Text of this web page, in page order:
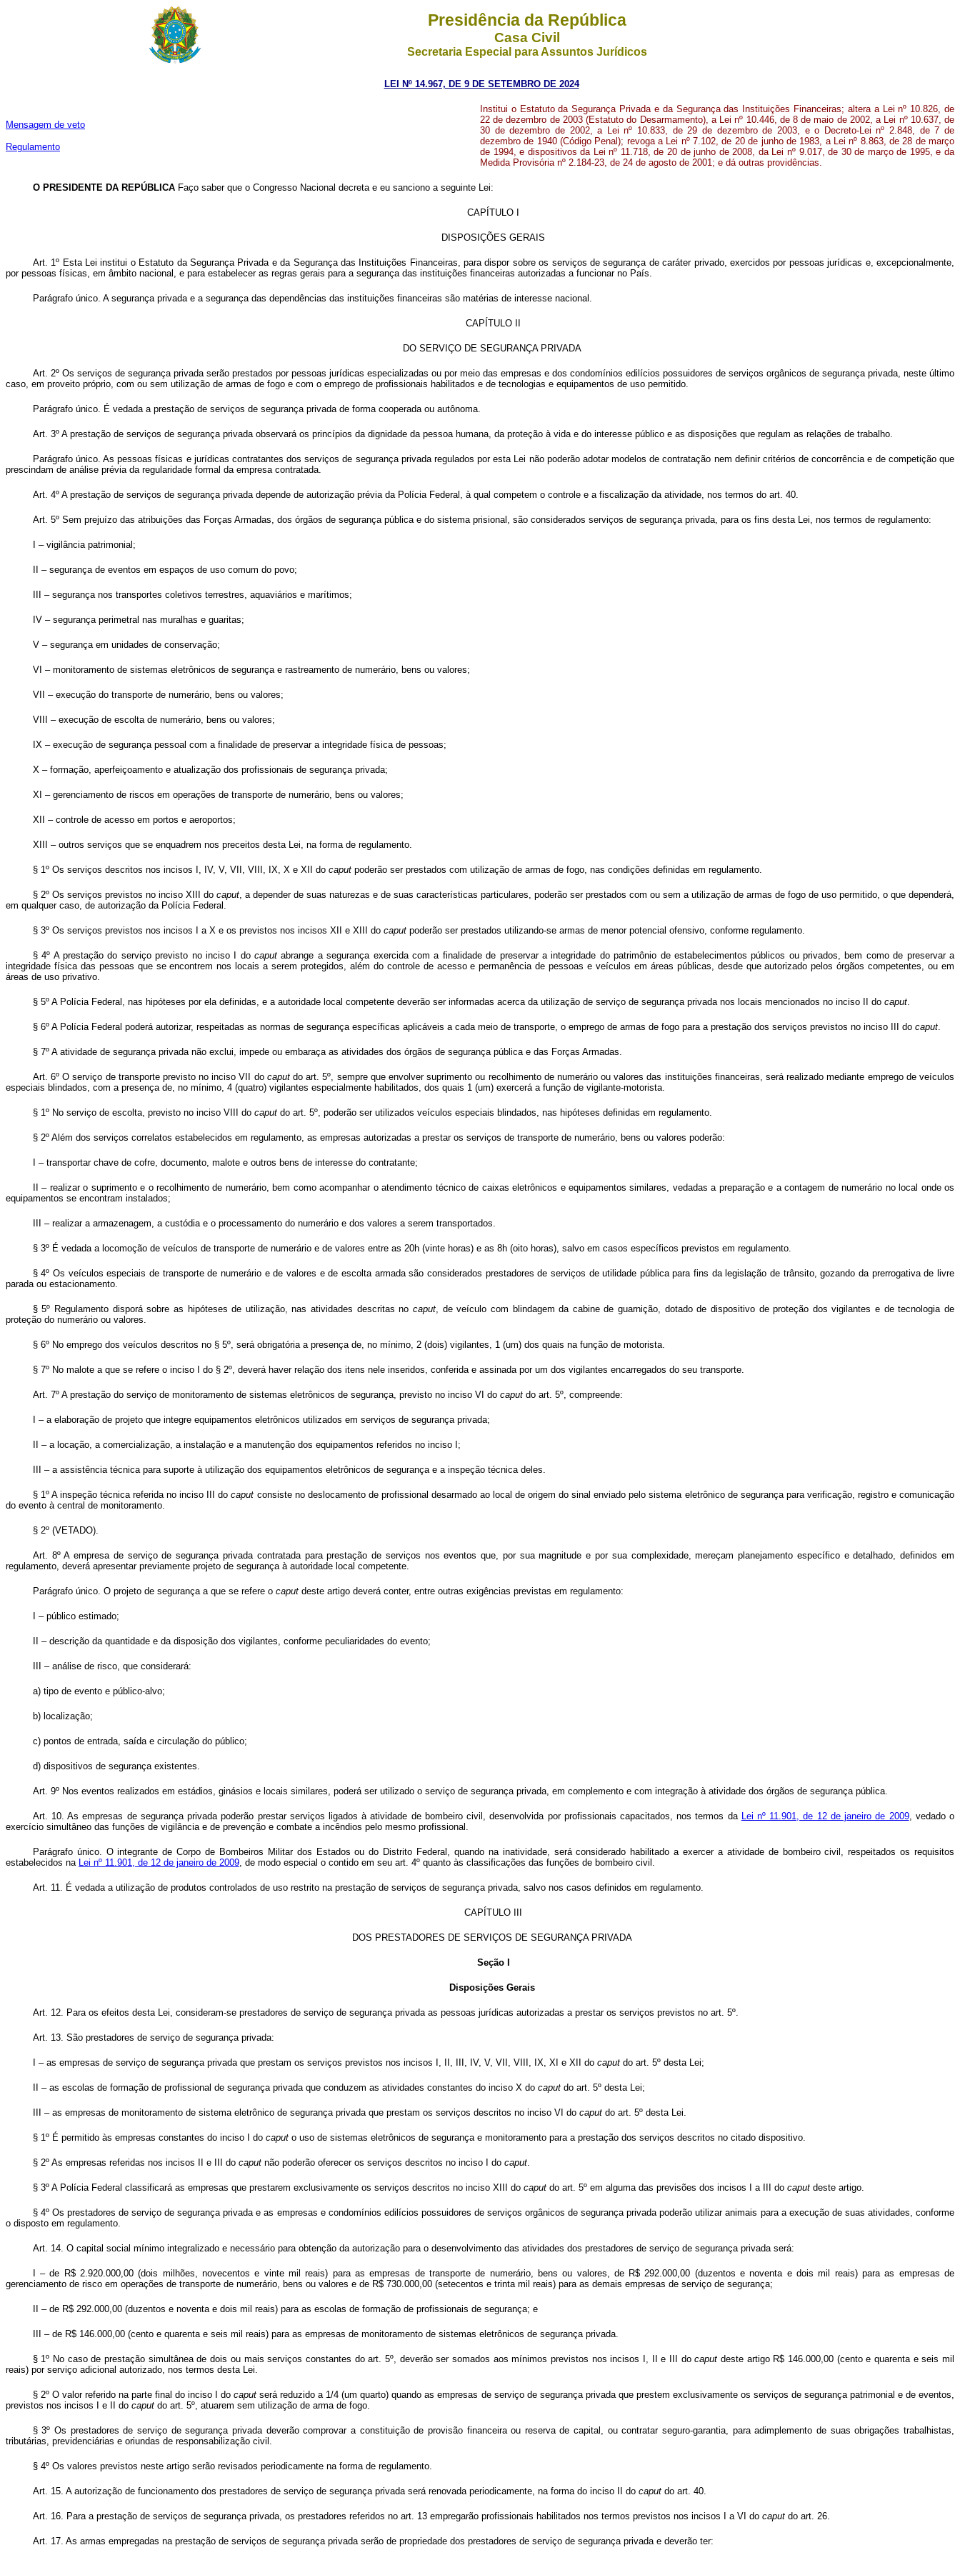
Presidência da República
Casa Civil
Secretaria Especial para Assuntos Jurídicos
LEI Nº 14.967, DE 9 DE SETEMBRO DE 2024
Mensagem de veto
Regulamento
Institui o Estatuto da Segurança Privada e da Segurança das Instituições Financeiras; altera a Lei nº 10.826, de
22 de dezembro de 2003 (Estatuto do Desarmamento), a Lei nº 10.446, de 8 de maio de 2002, a Lei nº 10.637, de
30 de dezembro de 2002, a Lei nº 10.833, de 29 de dezembro de 2003, e o Decreto-Lei nº 2.848, de 7 de
dezembro de 1940 (Código Penal); revoga a Lei nº 7.102, de 20 de junho de 1983, a Lei nº 8.863, de 28 de março
de 1994, e dispositivos da Lei nº 11.718, de 20 de junho de 2008, da Lei nº 9.017, de 30 de março de 1995, e da
Medida Provisória nº 2.184-23, de 24 de agosto de 2001; e dá outras providências.
O PRESIDENTE DA REPÚBLICAFaço saber que o Congresso Nacional decreta e eu sanciono a seguinte Lei:
CAPÍTULO I
DISPOSIÇÕES GERAIS
Art. 1º Esta Lei institui o Estatuto da Segurança Privada e da Segurança das Instituições Financeiras, para dispor sobre os serviços de segurança de caráter privado, exercidos por pessoas jurídicas e, excepcionalmente,
por pessoas físicas, em âmbito nacional, e para estabelecer as regras gerais para a segurança das instituições financeiras autorizadas a funcionar no País.
Parágrafo único. A segurança privada e a segurança das dependências das instituições financeiras são matérias de interesse nacional.
CAPÍTULO II
DO SERVIÇO DE SEGURANÇA PRIVADA
Art. 2º Os serviços de segurança privada serão prestados por pessoas jurídicas especializadas ou por meio das empresas e dos condomínios edilícios possuidores de serviços orgânicos de segurança privada, neste último
caso, em proveito próprio, com ou sem utilização de armas de fogo e com o emprego de profissionais habilitados e de tecnologias e equipamentos de uso permitido.
Parágrafo único. É vedada a prestação de serviços de segurança privada de forma cooperada ou autônoma.
Art. 3º A prestação de serviços de segurança privada observará os princípios da dignidade da pessoa humana, da proteção à vida e do interesse público e as disposições que regulam as relações de trabalho.
Parágrafo único. As pessoas físicas e jurídicas contratantes dos serviços de segurança privada regulados por esta Lei não poderão adotar modelos de contratação nem definir critérios de concorrência e de competição que
prescindam de análise prévia da regularidade formal da empresa contratada.
Art. 4º A prestação de serviços de segurança privada depende de autorização prévia da Polícia Federal, à qual competem o controle e a fiscalização da atividade, nos termos do art. 40.
Art. 5º Sem prejuízo das atribuições das Forças Armadas, dos órgãos de segurança pública e do sistema prisional, são considerados serviços de segurança privada, para os fins desta Lei, nos termos de regulamento:
I – vigilância patrimonial;
II – segurança de eventos em espaços de uso comum do povo;
III – segurança nos transportes coletivos terrestres, aquaviários e marítimos;
IV – segurança perimetral nas muralhas e guaritas;
V – segurança em unidades de conservação;
VI – monitoramento de sistemas eletrônicos de segurança e rastreamento de numerário, bens ou valores;
VII – execução do transporte de numerário, bens ou valores;
VIII – execução de escolta de numerário, bens ou valores;
IX – execução de segurança pessoal com a finalidade de preservar a integridade física de pessoas;
X – formação, aperfeiçoamento e atualização dos profissionais de segurança privada;
XI – gerenciamento de riscos em operações de transporte de numerário, bens ou valores;
XII – controle de acesso em portos e aeroportos;
XIII – outros serviços que se enquadrem nos preceitos desta Lei, na forma de regulamento.
§ 1º Os serviços descritos nos incisos I, IV, V, VII, VIII, IX, X e XII do caputpoderão ser prestados com utilização de armas de fogo, nas condições definidas em regulamento.
§ 2º Os serviços previstos no inciso XIII do caput, a depender de suas naturezas e de suas características particulares, poderão ser prestados com ou sem a utilização de armas de fogo de uso permitido, o que dependerá,
em qualquer caso, de autorização da Polícia Federal.
§ 3º Os serviços previstos nos incisos I a X e os previstos nos incisos XII e XIII do caputpoderão ser prestados utilizando-se armas de menor potencial ofensivo, conforme regulamento.
§ 4º A prestação do serviço previsto no inciso I docaput abrange a segurança exercida com a finalidade de preservar a integridade do patrimônio de estabelecimentos públicos ou privados, bem como de preservar a
integridade física das pessoas que se encontrem nos locais a serem protegidos, além do controle de acesso e permanência de pessoas e veículos em áreas públicas, desde que autorizado pelos órgãos competentes, ou em
áreas de uso privativo.
§ 5º A Polícia Federal, nas hipóteses por ela definidas, e a autoridade local competente deverão ser informadas acerca da utilização de serviço de segurança privada nos locais mencionados no inciso II do caput.
§ 6º A Polícia Federal poderá autorizar, respeitadas as normas de segurança específicas aplicáveis a cada meio de transporte, o emprego de armas de fogo para a prestação dos serviços previstos no inciso III do caput.
§ 7º A atividade de segurança privada não exclui, impede ou embaraça as atividades dos órgãos de segurança pública e das Forças Armadas.
Art. 6º O serviço de transporte previsto no inciso VII do caputdo art. 5º, sempre que envolver suprimento ou recolhimento de numerário ou valores das instituições financeiras, será realizado mediante emprego de veículos
especiais blindados, com a presença de, no mínimo, 4 (quatro) vigilantes especialmente habilitados, dos quais 1 (um) exercerá a função de vigilante-motorista.
§ 1º No serviço de escolta, previsto no inciso VIII do caputdo art. 5º, poderão ser utilizados veículos especiais blindados, nas hipóteses definidas em regulamento.
§ 2º Além dos serviços correlatos estabelecidos em regulamento, as empresas autorizadas a prestar os serviços de transporte de numerário, bens ou valores poderão:
I – transportar chave de cofre, documento, malote e outros bens de interesse do contratante;
II – realizar o suprimento e o recolhimento de numerário, bem como acompanhar o atendimento técnico de caixas eletrônicos e equipamentos similares, vedadas a preparação e a contagem de numerário no local onde os
equipamentos se encontram instalados;
III – realizar a armazenagem, a custódia e o processamento do numerário e dos valores a serem transportados.
§ 3º É vedada a locomoção de veículos de transporte de numerário e de valores entre as 20h (vinte horas) e as 8h (oito horas), salvo em casos específicos previstos em regulamento.
§ 4º Os veículos especiais de transporte de numerário e de valores e de escolta armada são considerados prestadores de serviços de utilidade pública para fins da legislação de trânsito, gozando da prerrogativa de livre
parada ou estacionamento.
§ 5º Regulamento disporá sobre as hipóteses de utilização, nas atividades descritas no caput, de veículo com blindagem da cabine de guarnição, dotado de dispositivo de proteção dos vigilantes e de tecnologia de
proteção do numerário ou valores.
§ 6º No emprego dos veículos descritos no § 5º, será obrigatória a presença de, no mínimo, 2 (dois) vigilantes, 1 (um) dos quais na função de motorista.
§ 7º No malote a que se refere o inciso I do § 2º, deverá haver relação dos itens nele inseridos, conferida e assinada por um dos vigilantes encarregados do seu transporte.
Art. 7º A prestação do serviço de monitoramento de sistemas eletrônicos de segurança, previsto no inciso VI do caputdo art. 5º, compreende:
I – a elaboração de projeto que integre equipamentos eletrônicos utilizados em serviços de segurança privada;
II – a locação, a comercialização, a instalação e a manutenção dos equipamentos referidos no inciso I;
III – a assistência técnica para suporte à utilização dos equipamentos eletrônicos de segurança e a inspeção técnica deles.
§ 1º A inspeção técnica referida no inciso III docaput consiste no deslocamento de profissional desarmado ao local de origem do sinal enviado pelo sistema eletrônico de segurança para verificação, registro e comunicação
do evento à central de monitoramento.
§ 2º (VETADO).
Art. 8º A empresa de serviço de segurança privada contratada para prestação de serviços nos eventos que, por sua magnitude e por sua complexidade, mereçam planejamento específico e detalhado, definidos em
regulamento, deverá apresentar previamente projeto de segurança à autoridade local competente.
Parágrafo único. O projeto de segurança a que se refere o caputdeste artigo deverá conter, entre outras exigências previstas em regulamento:
I – público estimado;
II – descrição da quantidade e da disposição dos vigilantes, conforme peculiaridades do evento;
III – análise de risco, que considerará:
a) tipo de evento e público-alvo;
b) localização;
c) pontos de entrada, saída e circulação do público;
d) dispositivos de segurança existentes.
Art. 9º Nos eventos realizados em estádios, ginásios e locais similares, poderá ser utilizado o serviço de segurança privada, em complemento e com integração à atividade dos órgãos de segurança pública.
Art. 10. As empresas de segurança privada poderão prestar serviços ligados à atividade de bombeiro civil, desenvolvida por profissionais capacitados, nos termos da Lei nº 11.901, de 12 de janeiro de 2009, vedado o
exercício simultâneo das funções de vigilância e de prevenção e combate a incêndios pelo mesmo profissional.
Parágrafo único. O integrante de Corpo de Bombeiros Militar dos Estados ou do Distrito Federal, quando na inatividade, será considerado habilitado a exercer a atividade de bombeiro civil, respeitados os requisitos
estabelecidos na Lei nº 11.901, de 12 de janeiro de 2009, de modo especial o contido em seu art. 4º quanto às classificações das funções de bombeiro civil.
Art. 11. É vedada a utilização de produtos controlados de uso restrito na prestação de serviços de segurança privada, salvo nos casos definidos em regulamento.
CAPÍTULO III
DOS PRESTADORES DE SERVIÇOS DE SEGURANÇA PRIVADA
Seção I
Disposições Gerais
Art. 12. Para os efeitos desta Lei, consideram-se prestadores de serviço de segurança privada as pessoas jurídicas autorizadas a prestar os serviços previstos no art. 5º.
Art. 13. São prestadores de serviço de segurança privada:
I – as empresas de serviço de segurança privada que prestam os serviços previstos nos incisos I, II, III, IV, V, VII, VIII, IX, XI e XII do caputdo art. 5º desta Lei;
II – as escolas de formação de profissional de segurança privada que conduzem as atividades constantes do inciso X do caputdo art. 5º desta Lei;
III – as empresas de monitoramento de sistema eletrônico de segurança privada que prestam os serviços descritos no inciso VI do caputdo art. 5º desta Lei.
§ 1º É permitido às empresas constantes do inciso I do caputo uso de sistemas eletrônicos de segurança e monitoramento para a prestação dos serviços descritos no citado dispositivo.
§ 2º As empresas referidas nos incisos II e III do caputnão poderão oferecer os serviços descritos no inciso I do caput.
§ 3º A Polícia Federal classificará as empresas que prestarem exclusivamente os serviços descritos no inciso XIII do caputdo art. 5º em alguma das previsões dos incisos I a III do caputdeste artigo.
§ 4º Os prestadores de serviço de segurança privada e as empresas e condomínios edilícios possuidores de serviços orgânicos de segurança privada poderão utilizar animais para a execução de suas atividades, conforme
o disposto em regulamento.
Art. 14. O capital social mínimo integralizado e necessário para obtenção da autorização para o desenvolvimento das atividades dos prestadores de serviço de segurança privada será:
I – de R$ 2.920.000,00 (dois milhões, novecentos e vinte mil reais) para as empresas de transporte de numerário, bens ou valores, de R$ 292.000,00 (duzentos e noventa e dois mil reais) para as empresas de
gerenciamento de risco em operações de transporte de numerário, bens ou valores e de R$ 730.000,00 (setecentos e trinta mil reais) para as demais empresas de serviço de segurança;
II – de R$ 292.000,00 (duzentos e noventa e dois mil reais) para as escolas de formação de profissionais de segurança; e
III – de R$ 146.000,00 (cento e quarenta e seis mil reais) para as empresas de monitoramento de sistemas eletrônicos de segurança privada.
§ 1º No caso de prestação simultânea de dois ou mais serviços constantes do art. 5º, deverão ser somados aos mínimos previstos nos incisos I, II e III docaput deste artigo R$ 146.000,00 (cento e quarenta e seis mil
reais) por serviço adicional autorizado, nos termos desta Lei.
§ 2º O valor referido na parte final do inciso I docaput será reduzido a 1/4 (um quarto) quando as empresas de serviço de segurança privada que prestem exclusivamente os serviços de segurança patrimonial e de eventos,
previstos nos incisos I e II do caput do art. 5º, atuarem sem utilização de arma de fogo.
§ 3º Os prestadores de serviço de segurança privada deverão comprovar a constituição de provisão financeira ou reserva de capital, ou contratar seguro-garantia, para adimplemento de suas obrigações trabalhistas,
tributárias, previdenciárias e oriundas de responsabilização civil.
§ 4º Os valores previstos neste artigo serão revisados periodicamente na forma de regulamento.
Art. 15. A autorização de funcionamento dos prestadores de serviço de segurança privada será renovada periodicamente, na forma do inciso II do caputdo art. 40.
Art. 16. Para a prestação de serviços de segurança privada, os prestadores referidos no art. 13 empregarão profissionais habilitados nos termos previstos nos incisos I a VI do caputdo art. 26.
Art. 17. As armas empregadas na prestação de serviços de segurança privada serão de propriedade dos prestadores de serviço de segurança privada e deverão ter: